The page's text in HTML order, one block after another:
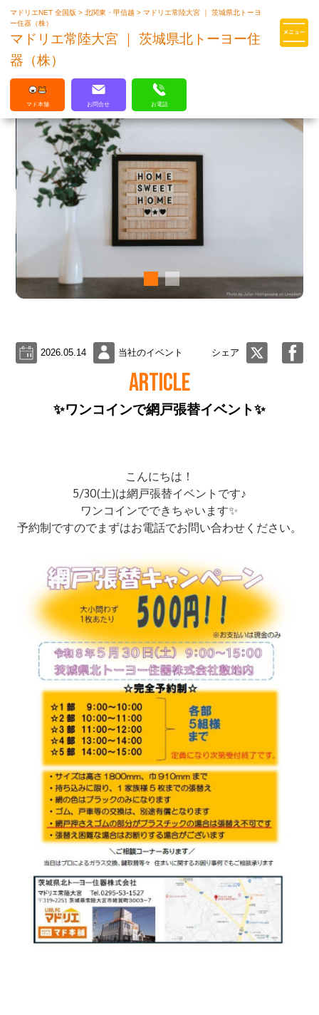
マドリエはLIXILの厳しい基準を
マドリエNET 全国版>北関東・甲信越>マドリエ常陸大宮 ｜ 茨城県北トーヨ
ー住器（株）
マドリエ常陸大宮 ｜ 茨城県北トーヨー住
器（株）
マド本舗 お問合せ お電話
2026.05.14 当社のイベント シェア
ARTICLE
✨ワンコインで網戸張替イベント✨